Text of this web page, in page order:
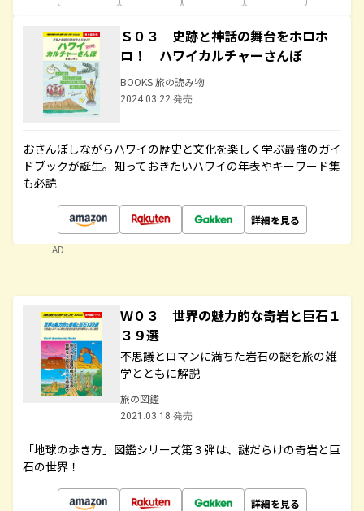
Ｓ０３ 史跡と神話の舞台をホロホ
ロ！ ハワイカルチャーさんぽ
BOOKS 旅の読み物
2024.03.22 発売
おさんぽしながらハワイの歴史と文化を楽しく学ぶ最強のガイ
ドブックが誕生。知っておきたいハワイの年表やキーワード集
も必読
詳細を見る
AD
Ｗ０３ 世界の魅力的な奇岩と巨石１
３９選
不思議とロマンに満ちた岩石の謎を旅の雑
学とともに解説
旅の図鑑
2021.03.18 発売
「地球の歩き方」図鑑シリーズ第３弾は、謎だらけの奇岩と巨
石の世界！
詳細を見る